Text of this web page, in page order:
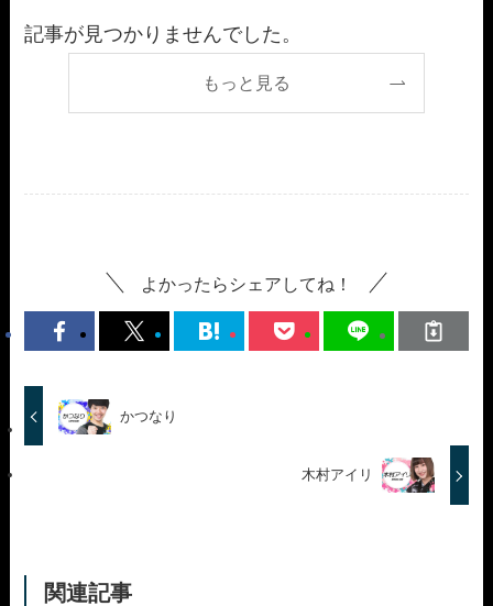
記事が見つかりませんでした。
もっと見る
よかったらシェアしてね！
かつなり
木村アイリ
関連記事